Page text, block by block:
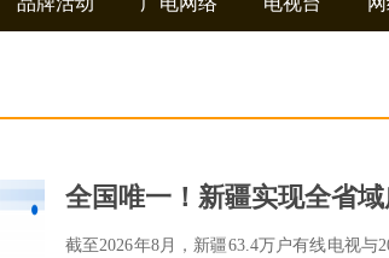
全国唯一！新疆实现全省
截至2026年8月，新疆63.4万户有线电视